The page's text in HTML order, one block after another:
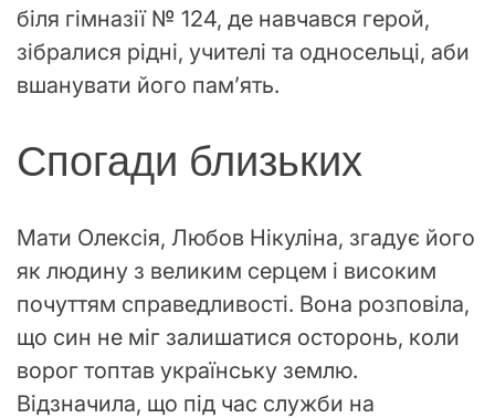
біля гімназії № 124, де навчався герой,
зібралися рідні, учителі та односельці, аби
вшанувати його пам’ять.
Спогади близьких
Мати Олексія, Любов Нікуліна, згадує його
як людину з великим серцем і високим
почуттям справедливості. Вона розповіла,
що син не міг залишатися осторонь, коли
ворог топтав українську землю.
Відзначила, що під час служби на